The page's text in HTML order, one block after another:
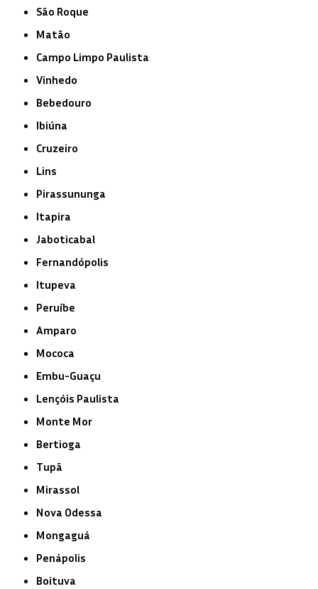
São Roque
Matão
Campo Limpo Paulista
Vinhedo
Bebedouro
Ibiúna
Cruzeiro
Lins
Pirassununga
Itapira
Jaboticabal
Fernandópolis
Itupeva
Peruíbe
Amparo
Mococa
Embu-Guaçu
Lençóis Paulista
Monte Mor
Bertioga
Tupã
Mirassol
Nova Odessa
Mongaguá
Penápolis
Boituva